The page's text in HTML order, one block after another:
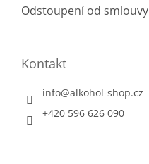
Odstoupení od smlouvy
Kontakt
info@alkohol-shop.cz
+420 596 626 090